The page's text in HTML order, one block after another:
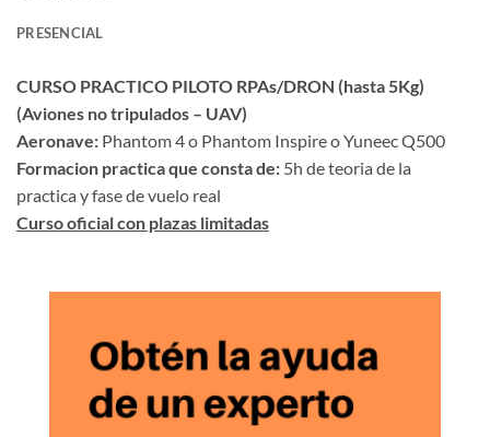
PRESENCIAL
CURSO PRACTICO PILOTO RPAs/DRON (hasta 5Kg)
(Aviones no tripulados – UAV)
Aeronave: Phantom 4 o Phantom Inspire o Yuneec Q500
Formacion practica que consta de: 5h de teoria de la
practica y fase de vuelo real
Curso oficial con plazas limitadas